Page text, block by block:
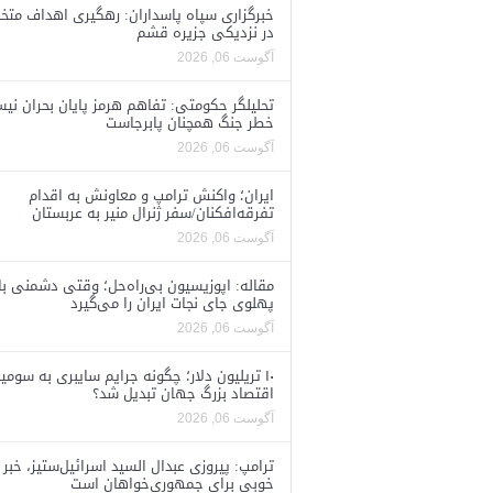
خبرگزاری سپاه پاسداران: رهگیری اهداف
در نزدیکی جزیره قشم
آگوست 06, 2026
تحلیلگر حکومتی: تفاهم هرمز پایان بحران
خطر جنگ همچنان پابرجاست
آگوست 06, 2026
ایران؛ واکنش ترامپ و معاونش به اقدام
تفرقه‌افکنان/سفر ژنرال منیر به عربستان
آگوست 06, 2026
مقاله: اپوزیسیون بی‌راه‌حل؛ وقتی دشمنی با
پهلوی جای نجات ایران را می‌گیرد
آگوست 06, 2026
۱۰ تریلیون دلار؛ چگونه جرایم سایبری به
اقتصاد بزرگ جهان تبدیل شد؟
آگوست 06, 2026
ترامپ: پیروزی عبدال السید اسرائیل‌ستیز، خبر
خوبی برای جمهوری‌خواهان است